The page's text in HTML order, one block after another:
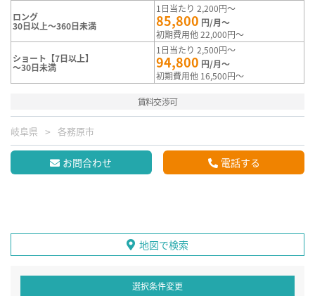
ロング
30日以上～360日未満
1日当たり 2,200円～
85,800 円/月～
初期費用他 22,000円～
ショート【7日以上】
～30日未満
1日当たり 2,500円～
94,800 円/月～
初期費用他 16,500円～
賃料交渉可
岐阜県 各務原市
お問合わせ 電話する
地図で検索
選択条件変更